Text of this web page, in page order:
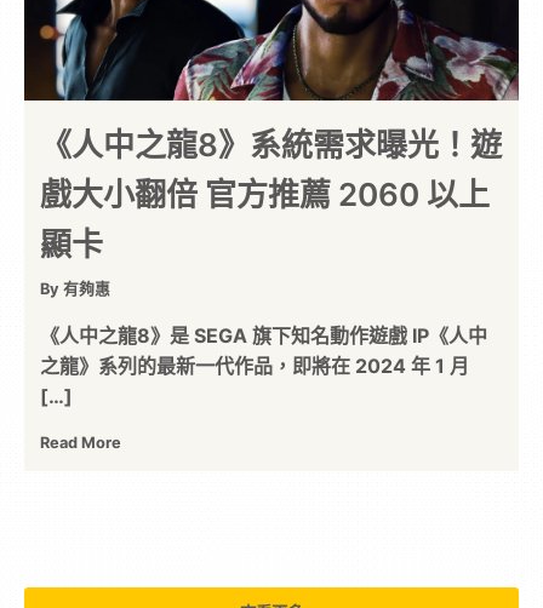
《人中之龍8》系統需求曝光！遊
戲大小翻倍 官方推薦 2060 以上
顯卡
By 有夠惠
《人中之龍8》是 SEGA 旗下知名動作遊戲 IP《人中
之龍》系列的最新一代作品，即將在 2024 年 1 月
[…]
Read More